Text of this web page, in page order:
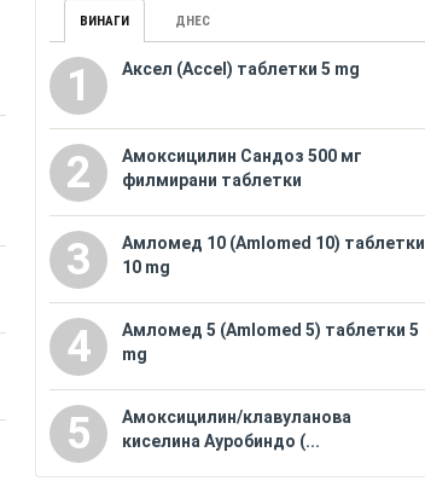
ВИНАГИ ДНЕС
1 Аксел (Accel) таблетки 5 mg
2
Амоксицилин Сандоз 500 мг
филмирани таблетки
3
Амломед 10 (Amlomed 10) таблетки
10 mg
4
Амломед 5 (Amlomed 5) таблетки 5
mg
5
Амоксицилин/клавуланова
киселина Ауробиндо (...